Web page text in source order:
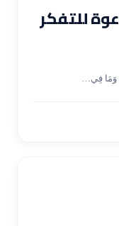
للتفكر
وَمَا فِي…